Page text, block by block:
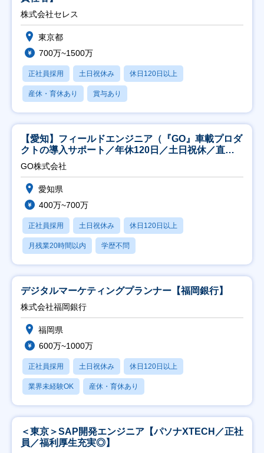
株式会社セレス
東京都
700万~1500万
正社員採用 土日祝休み 休日120日以上
産休・育休あり 賞与あり
【愛知】フィールドエンジニア（『GO』車載プロダ
クトの導入サポート／年休120日／土日祝休／直行
直帰
GO株式会社
愛知県
400万~700万
正社員採用 土日祝休み 休日120日以上
月残業20時間以内 学歴不問
デジタルマーケティングプランナー【福岡銀行】
株式会社福岡銀行
福岡県
600万~1000万
正社員採用 土日祝休み 休日120日以上
業界未経験OK 産休・育休あり
＜東京＞SAP開発エンジニア【パソナXTECH／正社
員／福利厚生充実◎】